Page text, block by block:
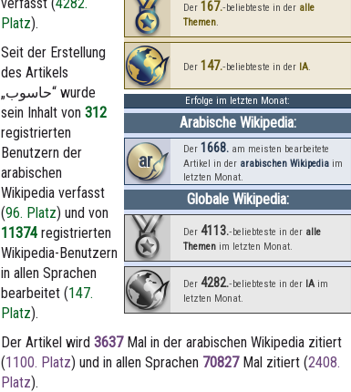
Der 167.‑beliebteste in der alle
Themen.
Der 147.‑beliebteste in der IA.
Erfolge im letzten Monat:
Arabische Wikipedia:
ar
Der 1668.am meisten bearbeitete
Artikel in der arabischen Wikipediaim
letzten Monat.
Globale Wikipedia:
Der 4113.‑beliebteste in der alle
Themenim letzten Monat.
Der 4282.‑beliebteste in der IAim
letzten Monat.
Platz).
Seit der Erstellung
des Artikels
„حاسوب“ wurde
sein Inhalt von 312
registrierten
Benutzern der
arabischen
Wikipedia verfasst
(96. Platz) und von
11374 registrierten
Wikipedia-Benutzern
in allen Sprachen
bearbeitet (147.
Platz).
Der Artikel wird 3637Mal in der arabischen Wikipedia zitiert
(1100. Platz) und in allen Sprachen 70827Mal zitiert (2408.
Platz).